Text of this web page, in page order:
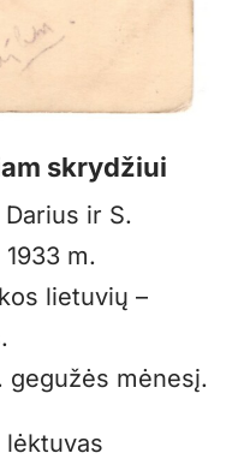
skrydžiui
ir S.
m.
lietuvių –
gegužės mėnesį.